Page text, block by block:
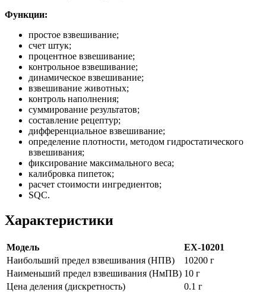
Функции:
простое взвешивание;
счет штук;
процентное взвешивание;
контрольное взвешивание;
динамическое взвешивание;
взвешивание животных;
контроль наполнения;
суммирование результатов;
составление рецептур;
дифференциальное взвешивание;
определение плотности, методом гидростатического
взвешивания;
фиксирование максимального веса;
калибровка пипеток;
расчет стоимости ингредиентов;
SQC.
Характеристики
Модель
EX-10201
Наибольший предел взвешивания (НПВ)
10200 г
Наименьший предел взвешивания (НмПВ) 10 г
Цена деления (дискретность)
0.1 г